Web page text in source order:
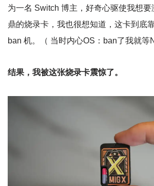
为一名 Switch 博主，好奇心驱使我想
鼎的烧录卡，我也很想知道，这卡到底
ban 机。（ 当时内心OS：ban了我就等
结果，我被这张烧录卡震惊了。